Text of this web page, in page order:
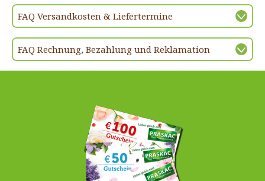
FAQ Versandkosten & Liefertermine
FAQ Rechnung, Bezahlung und Reklamation